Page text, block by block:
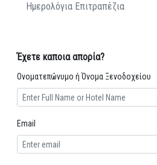
Ημερολόγια Επιτραπέζια
Έχετε καποια απορία?
Ονοματεπώνυμο ή Όνομα Ξενοδοχείου
Email